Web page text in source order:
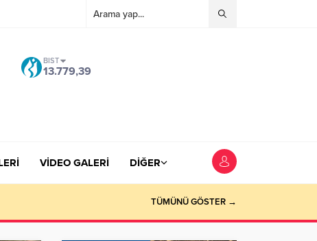
BIST
13.779,39
VİDEO GALERİ DİĞER
TÜMÜNÜ GÖSTER →